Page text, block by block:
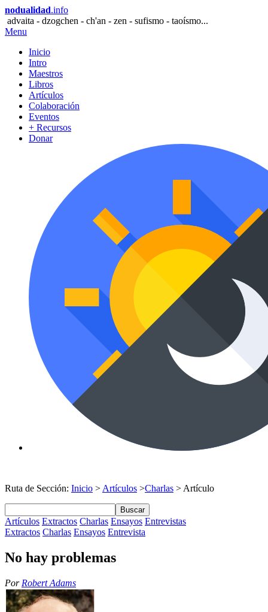
nodualidad.info
advaita - dzogchen - ch'an - zen - sufismo - taoísmo...
Menu
Inicio
Intro
Maestros
Libros
Artículos
Colaboración
Eventos
+ Recursos
Donar
Ruta de Sección: Inicio > Artículos >Charlas > Artículo
Buscar
Artículos Extractos Charlas Ensayos Entrevistas
Extractos Charlas Ensayos Entrevista
No hay problemas
Por Robert Adams